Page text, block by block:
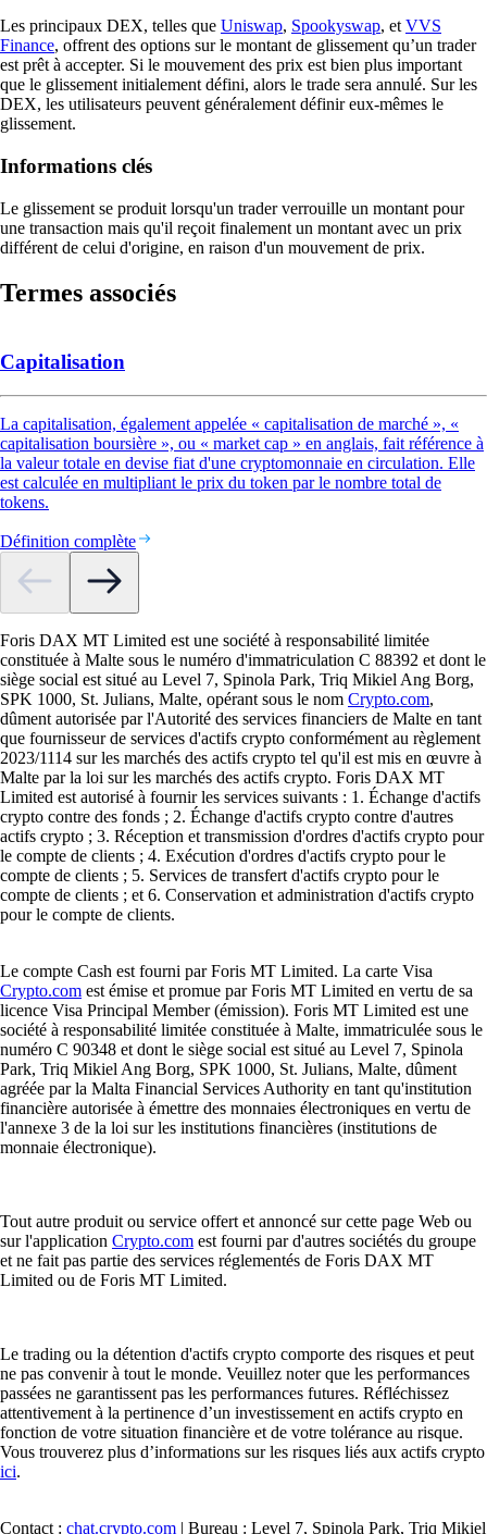
Les principaux DEX, telles que Uniswap, Spookyswap, et VVS
Finance, offrent des options sur le montant de glissement qu’un trader
est prêt à accepter. Si le mouvement des prix est bien plus important
que le glissement initialement défini, alors le trade sera annulé. Sur les
DEX, les utilisateurs peuvent généralement définir eux-mêmes le
glissement.
Informations clés
Le glissement se produit lorsqu'un trader verrouille un montant pour
une transaction mais qu'il reçoit finalement un montant avec un prix
différent de celui d'origine, en raison d'un mouvement de prix.
Termes associés
Capitalisation
La capitalisation, également appelée « capitalisation de marché », «
capitalisation boursière », ou « market cap » en anglais, fait référence à
la valeur totale en devise fiat d'une cryptomonnaie en circulation. Elle
est calculée en multipliant le prix du token par le nombre total de
tokens.
Définition complète
Foris DAX MT Limited est une société à responsabilité limitée
constituée à Malte sous le numéro d'immatriculation C 88392 et dont le
siège social est situé au Level 7, Spinola Park, Triq Mikiel Ang Borg,
SPK 1000, St. Julians, Malte, opérant sous le nom Crypto.com,
dûment autorisée par l'Autorité des services financiers de Malte en tant
que fournisseur de services d'actifs crypto conformément au règlement
2023/1114 sur les marchés des actifs crypto tel qu'il est mis en œuvre à
Malte par la loi sur les marchés des actifs crypto. Foris DAX MT
Limited est autorisé à fournir les services suivants : 1. Échange d'actifs
crypto contre des fonds ; 2. Échange d'actifs crypto contre d'autres
actifs crypto ; 3. Réception et transmission d'ordres d'actifs crypto pour
le compte de clients ; 4. Exécution d'ordres d'actifs crypto pour le
compte de clients ; 5. Services de transfert d'actifs crypto pour le
compte de clients ; et 6. Conservation et administration d'actifs crypto
pour le compte de clients.
Le compte Cash est fourni par Foris MT Limited. La carte Visa
Crypto.com est émise et promue par Foris MT Limited en vertu de sa
licence Visa Principal Member (émission). Foris MT Limited est une
société à responsabilité limitée constituée à Malte, immatriculée sous le
numéro C 90348 et dont le siège social est situé au Level 7, Spinola
Park, Triq Mikiel Ang Borg, SPK 1000, St. Julians, Malte, dûment
agréée par la Malta Financial Services Authority en tant qu'institution
financière autorisée à émettre des monnaies électroniques en vertu de
l'annexe 3 de la loi sur les institutions financières (institutions de
monnaie électronique).
Tout autre produit ou service offert et annoncé sur cette page Web ou
sur l'application Crypto.com est fourni par d'autres sociétés du groupe
et ne fait pas partie des services réglementés de Foris DAX MT
Limited ou de Foris MT Limited.
Le trading ou la détention d'actifs crypto comporte des risques et peut
ne pas convenir à tout le monde. Veuillez noter que les performances
passées ne garantissent pas les performances futures. Réfléchissez
attentivement à la pertinence d’un investissement en actifs crypto en
fonction de votre situation financière et de votre tolérance au risque.
Vous trouverez plus d’informations sur les risques liés aux actifs crypto
ici.
Contact : chat.crypto.com | Bureau : Level 7, Spinola Park, Triq Mikiel